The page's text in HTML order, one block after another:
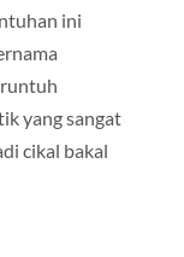
ini
yang sangat
cikal bakal